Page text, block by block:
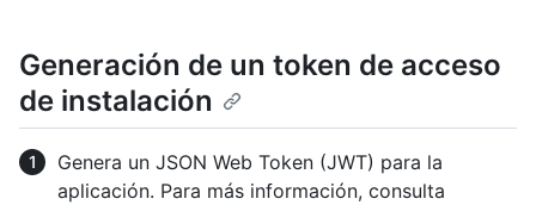
Generación de un token de acceso
de instalación
Genera un JSON Web Token (JWT) para la
aplicación. Para más información, consulta